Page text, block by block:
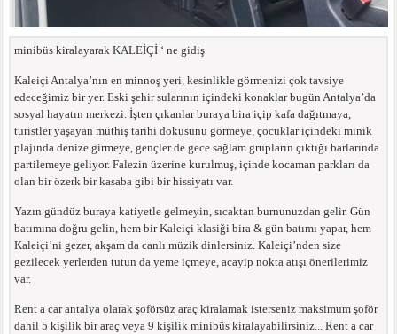
minibüs kiralayarak KALEİÇİ ‘ ne gidiş
Kaleiçi Antalya’nın en minnoş yeri, kesinlikle görmenizi çok tavsiye
edeceğimiz bir yer. Eski şehir sularının içindeki konaklar bugün Antalya’da
sosyal hayatın merkezi. İşten çıkanlar buraya bira içip kafa dağıtmaya,
turistler yaşayan müthiş tarihi dokusunu görmeye, çocuklar içindeki minik
plajında denize girmeye, gençler de gece sağlam grupların çıktığı barlarında
partilemeye geliyor. Falezin üzerine kurulmuş, içinde kocaman parkları da
olan bir özerk bir kasaba gibi bir hissiyatı var.
Yazın gündüz buraya katiyetle gelmeyin, sıcaktan burnunuzdan gelir. Gün
batımına doğru gelin, hem bir Kaleiçi klasiği bira & gün batımı yapar, hem
Kaleiçi’ni gezer, akşam da canlı müzik dinlersiniz. Kaleiçi’nden size
gezilecek yerlerden tutun da yeme içmeye, acayip nokta atışı önerilerimiz
var.
Rent a car antalya olarak şoförsüz araç kiralamak isterseniz maksimum şoför
dahil 5 kişilik bir araç veya 9 kişilik minibüs kiralayabilirsiniz... Rent a car